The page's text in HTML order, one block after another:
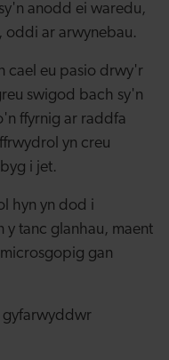
anodd ei waredu,
oddi ar arwynebau.
cael eu pasio drwy'r
swigod bach sy'n
ffyrnig ar raddfa
yn creu
i jet.
hyn yn dod i
y tanc glanhau, maent
gan
gyfarwyddwr